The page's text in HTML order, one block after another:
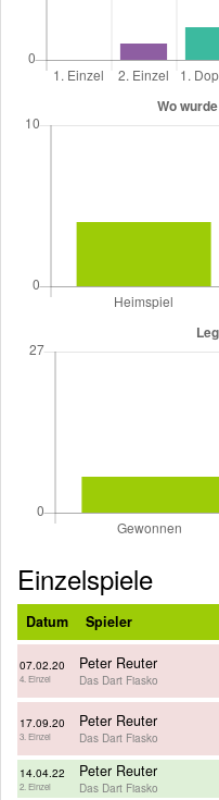
Einzelspiele
Datum Spieler
07.02.20
4. Einzel
Peter Reuter
Das Dart Fiasko
17.09.20
3. Einzel
Peter Reuter
Das Dart Fiasko
14.04.22
2. Einzel
Peter Reuter
Das Dart Fiasko